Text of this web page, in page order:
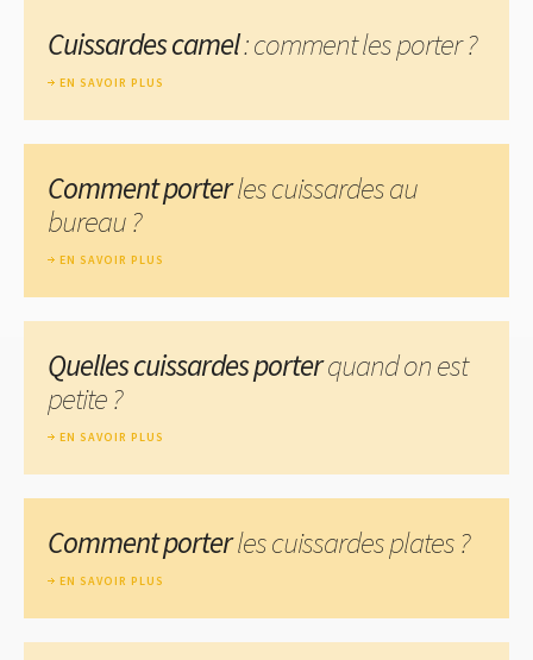
Cuissardes camel: comment les porter ?
EN SAVOIR PLUS
Comment porterles cuissardes au
bureau ?
EN SAVOIR PLUS
Quelles cuissardes porterquand on est
petite ?
EN SAVOIR PLUS
Comment porterles cuissardes plates ?
EN SAVOIR PLUS